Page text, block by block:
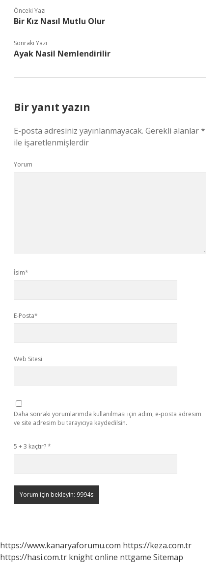
Önceki Yazı
Bir Kız Nasıl Mutlu Olur
Sonraki Yazı
Ayak Nasil Nemlendirilir
Bir yanıt yazın
E-posta adresiniz yayınlanmayacak. Gerekli alanlar*
ile işaretlenmişlerdir
Yorum
İsim*
E-Posta*
Web Sitesi
Daha sonraki yorumlarımda kullanılması için adım, e-posta adresim
ve site adresim bu tarayıcıya kaydedilsin.
5 + 3 kaçtır?*
https://www.kanaryaforumu.com https://keza.com.tr
https://hasi.com.tr knight online nttgame Sitemap